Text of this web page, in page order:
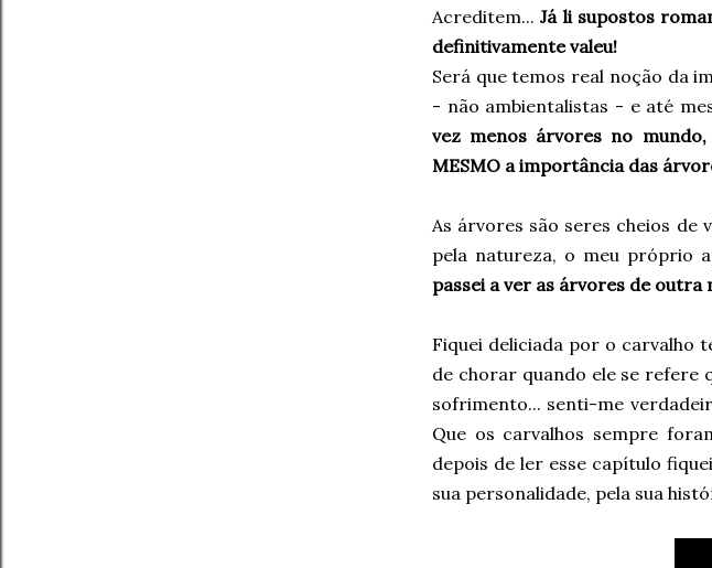
Acreditem... Já li supostos
definitivamente valeu!
Será que temos real noção da
- não ambientalistas - e até
vez menos árvores no
MESMO a importância das
As árvores são seres cheios de
pela natureza, o meu próprio
passei a ver as árvores de
Fiquei deliciada por o carvalho
de chorar quando ele se refere
sofrimento... senti-me
Que os carvalhos sempre
depois de ler esse capítulo
sua personalidade, pela sua